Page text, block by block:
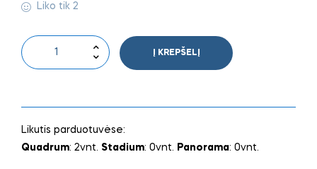
Liko tik 2
Į KREPŠELĮ
Likutis parduotuvėse:
Quadrum: 2vnt. Stadium: 0vnt. Panorama: 0vnt.